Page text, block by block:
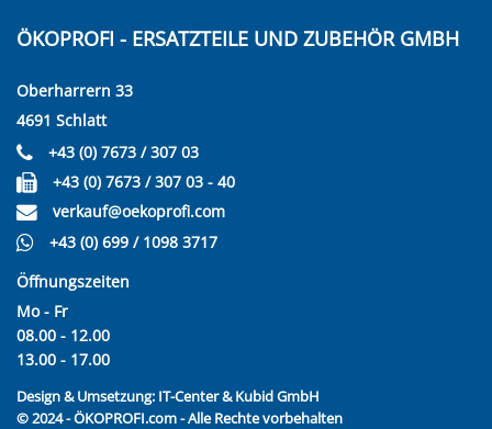
ÖKOPROFI - ERSATZTEILE UND ZUBEHÖR GMBH
Oberharrern 33
4691 Schlatt
+43 (0) 7673 / 307 03
+43 (0) 7673 / 307 03 - 40
verkauf@oekoprofi.com
+43 (0) 699 / 1098 3717
Öffnungszeiten
Mo - Fr
08.00 - 12.00
13.00 - 17.00
Design & Umsetzung: IT-Center & Kubid GmbH
© 2024 - ÖKOPROFI.com - Alle Rechte vorbehalten